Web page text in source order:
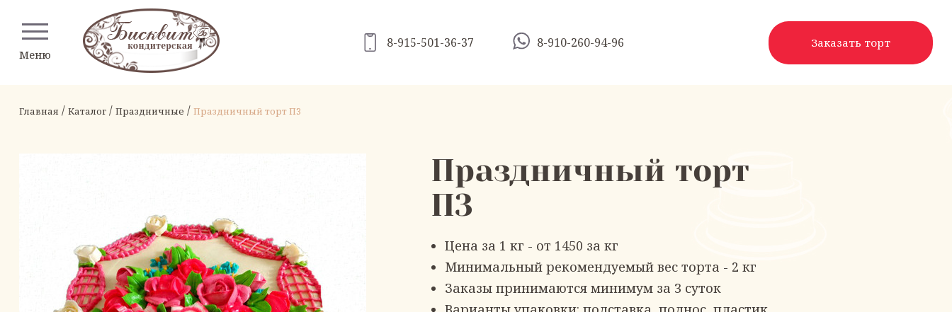
Меню
8-915-501-36-37 8-910-260-94-96 Заказать торт
Главная / Каталог / Праздничные / Праздничный торт П3
Праздничный торт
П3
Цена за 1 кг - от 1450 за кг
Минимальный рекомендуемый вес торта - 2 кг
Заказы принимаются минимум за 3 суток